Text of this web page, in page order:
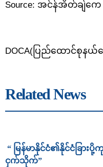
Source: အင်န်အိတ်ချ်ကေ
DOCA(ပြည်ထောင်စုနယ်မ
Related News
“ မြန်မာနိုင်ငံ၏နိုင်ငံခြ
ငှက်သိုက်”